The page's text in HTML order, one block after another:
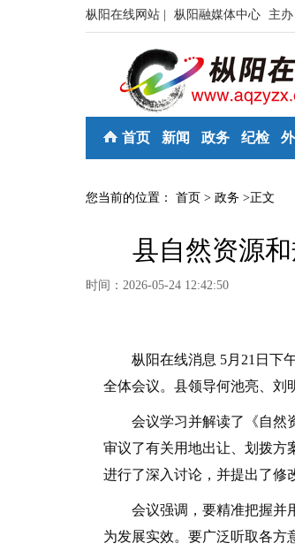
枞阳在线网站 | 枞阳融媒体中心 主办
首页 新闻 政务 纪检
您当前的位置： 首页 > 政务 >正文
县自然资源
时间：2026-05-24 12:42:50
枞阳在线消息 5月21日下午
全体会议。县领导何池亮、刘
会议学习并解读了《自然资
审议了有关用地出让、划拨方
进行了深入讨论，并提出了修
会议强调，要精准把握并用
为发展实效。要广泛听取各方